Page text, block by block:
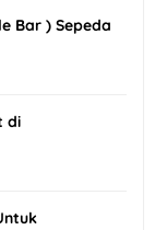
Bar ) Sepeda
di